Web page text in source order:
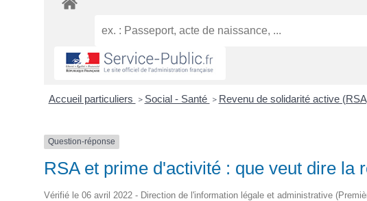
Accueil particuliers > Social - Santé > Revenu de solidarité active
Question-réponse
RSA et prime d'activité : que veut dire la
Vérifié le 06 avril 2022 - Direction de l'information légale et administrative